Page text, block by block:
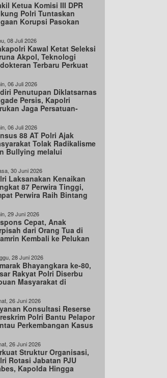
Ketua Komisi III DPR
Polri Tuntaskan
Korupsi Pasokan
08 Juli 2026
Kawal Ketat Seleksi
Akpol, Teknologi
Terbaru Perkuat
06 Juli 2026
Penutupan Diklatsarnas
Persis, Kapolri
Jaga Persatuan-
06 Juli 2026
88 AT Polri Ajak
Tolak Radikalisme
Bullying melalui
30 Juni 2026
Laksanakan Kenaikan
87 Perwira Tinggi,
Perwira Raih Bintang
29 Juni 2026
Cepat, Anak
dari Orang Tua di
Kembali ke Pelukan
28 Juni 2026
Bhayangkara ke-80,
Rakyat Polri Diserbu
Masyarakat di
26 Juni 2026
Konsultasi Reserse
Polri Bantu Pelapor
Perkembangan Kasus
26 Juni 2026
Struktur Organisasi,
Rotasi Jabatan PJU
Kapolda Hingga